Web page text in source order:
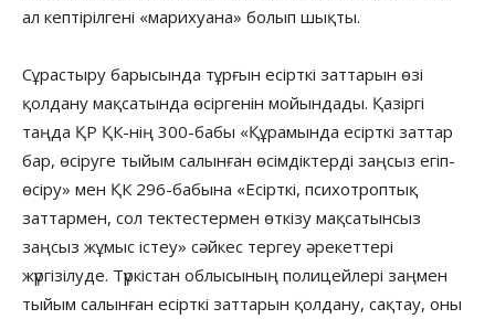
ал кептірілгені «марихуана» болып шықты.
Сұрастыру барысында тұрғын есірткі заттарын өзі
қолдану мақсатында өсіргенін мойындады. Қазіргі
таңда ҚР ҚК-нің 300-бабы «Құрамында есiрткi заттар
бар, өсiруге тыйым салынған өсiмдiктердi заңсыз егіп-
өсіру» мен ҚК 296-бабына «Есірткі, психотроптық
заттармен, сол тектестермен өткізу мақсатынсыз
заңсыз жұмыс істеу» сәйкес тергеу әрекеттері
жүргізілуде. Түркістан облысының полицейлері заңмен
тыйым салынған есірткі заттарын қолдану, сақтау, оны